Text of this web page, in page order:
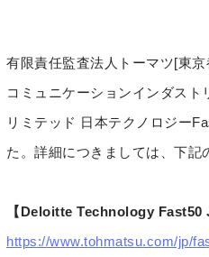
有限責任監査法人トーマツ[東
コミュニケーションインダス
リミテッド 日本テクノロジー
た。詳細につきましては、下記
【Deloitte Technology Fast50
https://www.tohmatsu.com/jp/